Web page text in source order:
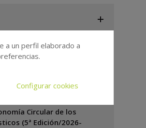
de Reciclado de
Metropolitano de Madrid
Circular de los
(5ª Edición/2026-
a un perfil elaborado a
Configurar cookies